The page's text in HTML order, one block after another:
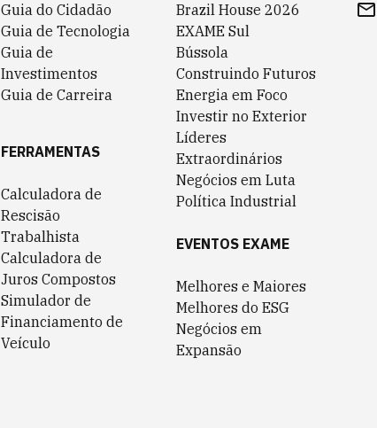
Guia do Cidadão
Guia de Tecnologia
Guia de
Investimentos
Guia de Carreira
FERRAMENTAS
Calculadora de
Rescisão
Trabalhista
Calculadora de
Juros Compostos
Simulador de
Financiamento de
Veículo
Brazil House 2026
EXAME Sul
Bússola
Construindo Futuros
Energia em Foco
Investir no Exterior
Líderes
Extraordinários
Negócios em Luta
Política Industrial
EVENTOS EXAME
Melhores e Maiores
Melhores do ESG
Negócios em
Expansão